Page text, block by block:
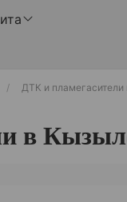
ДТК и
в